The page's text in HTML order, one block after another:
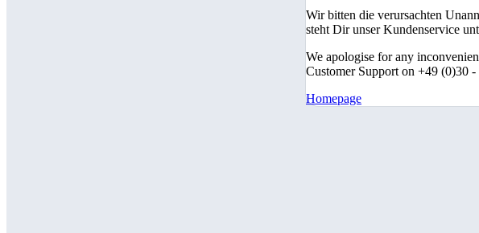
Wir bitten die verursachten
steht Dir unser Kundenservice
We apologise for any
Customer Support on +49 (0)30
Homepage